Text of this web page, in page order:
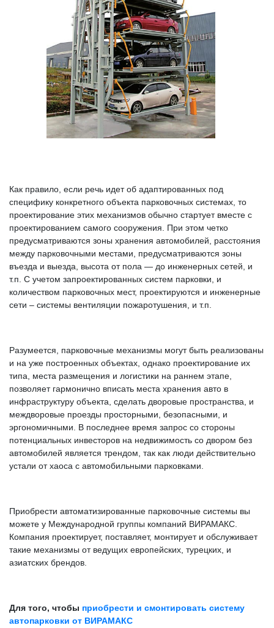
Как правило, если речь идет об адаптированных под
специфику конкретного объекта парковочных системах, то
проектирование этих механизмов обычно стартует вместе с
проектированием самого сооружения. При этом четко
предусматриваются зоны хранения автомобилей, расстояния
между парковочными местами, предусматриваются зоны
въезда и выезда, высота от пола — до инженерных сетей, и
т.п. С учетом запроектированных систем парковки, и
количеством парковочных мест, проектируются и инженерные
сети – системы вентиляции пожаротушения, и т.п.
Разумеется, парковочные механизмы могут быть реализованы
и на уже построенных объектах, однако проектирование их
типа, места размещения и логистики на раннем этапе,
позволяет гармонично вписать места хранения авто в
инфраструктуру объекта, сделать дворовые пространства, и
междворовые проезды просторными, безопасными, и
эргономичными. В последнее время запрос со стороны
потенциальных инвесторов на недвижимость со двором без
автомобилей является трендом, так как люди действительно
устали от хаоса с автомобильными парковками.
Приобрести автоматизированные парковочные системы вы
можете у Международной группы компаний ВИРАМАКС.
Компания проектирует, поставляет, монтирует и обслуживает
такие механизмы от ведущих европейских, турецких, и
азиатских брендов.
Для того, чтобы приобрести и смонтировать систему
автопарковки от ВИРАМАКС